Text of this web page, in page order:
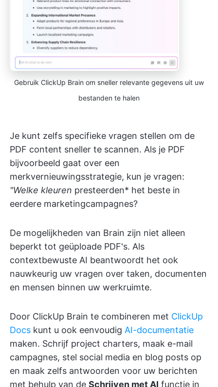
Gebruik ClickUp Brain om sneller relevante gegevens uit uw
bestanden te halen
Je kunt zelfs specifieke vragen stellen om de
PDF content sneller te scannen. Als je PDF
bijvoorbeeld gaat over een
merkvernieuwingsstrategie, kun je vragen:
"Welke kleuren presteerden* het beste in
eerdere marketingcampagnes?
De mogelijkheden van Brain zijn niet alleen
beperkt tot geüploade PDF's. Als
contextbewuste AI beantwoordt het ook
nauwkeurig uw vragen over taken, documenten
en mensen binnen uw werkruimte.
Door ClickUp Brain te combineren met ClickUp
Docs kunt u ook eenvoudig AI-documentatie
maken. Schrijf project charters, maak e-mail
campagnes, stel social media en blog posts op
en maak zelfs antwoorden voor uw berichten
met behulp van de Schrijven met AI functie in